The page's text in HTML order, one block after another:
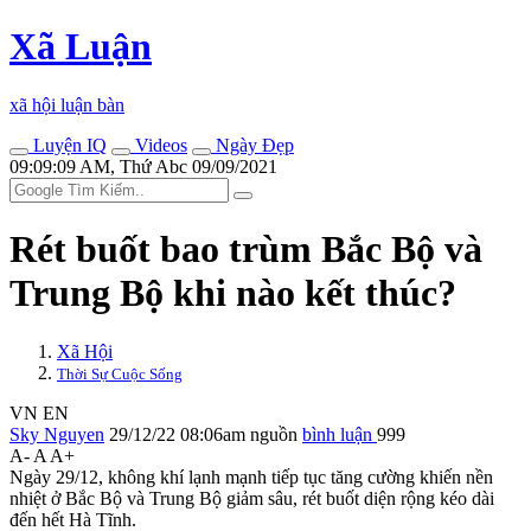
Xã Luận
xã hội luận bàn
Luyện IQ
Videos
Ngày Đẹp
09:09:09 AM, Thứ Abc 09/09/2021
Rét buốt bao trùm Bắc Bộ và
Trung Bộ khi nào kết thúc?
Xã Hội
Thời Sự Cuộc Sống
VN EN
Sky Nguyen 29/12/22 08:06am nguồn bình luận 999
A- A A+
Ngày 29/12, không khí lạnh mạnh tiếp tục tăng cường khiến nền
nhiệt ở Bắc Bộ và Trung Bộ giảm sâu, rét buốt diện rộng kéo dài
đến hết Hà Tĩnh.